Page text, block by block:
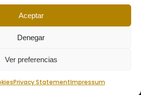
Aceptar
Denegar
Ver preferencias
Privacy StatementImpressum